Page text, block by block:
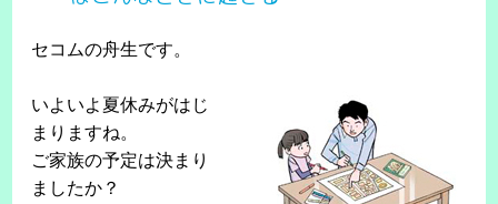
セコムの舟生です。
いよいよ夏休みがはじ
まりますね。
ご家族の予定は決まり
ましたか？